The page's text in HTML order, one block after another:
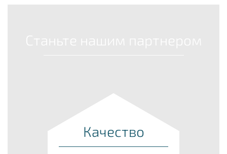
Качество